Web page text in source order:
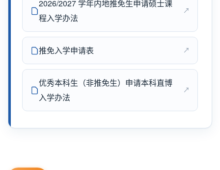
2026/2027 学年内地推免生申请硕士课
程入学办法
推免入学申请表
优秀本科生（非推免生）申请本科直博
入学办法